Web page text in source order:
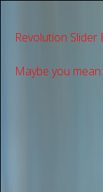
Revolution Slider
Maybe you